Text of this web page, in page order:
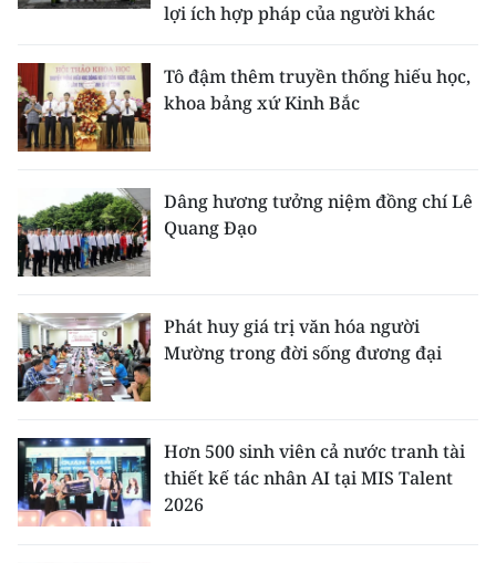
lợi ích hợp pháp của người khác
Tô đậm thêm truyền thống hiếu học,
khoa bảng xứ Kinh Bắc
Dâng hương tưởng niệm đồng chí Lê
Quang Đạo
Phát huy giá trị văn hóa người
Mường trong đời sống đương đại
Hơn 500 sinh viên cả nước tranh tài
thiết kế tác nhân AI tại MIS Talent
2026